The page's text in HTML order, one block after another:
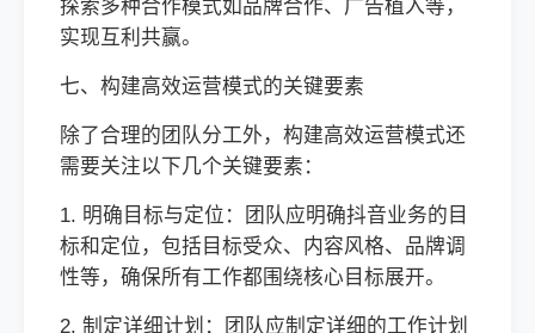
探索多种合作模式如品牌合作、广告植入等，
实现互利共赢。
七、构建高效运营模式的关键要素
除了合理的团队分工外，构建高效运营模式还
需要关注以下几个关键要素：
1. 明确目标与定位：团队应明确抖音业务的目
标和定位，包括目标受众、内容风格、品牌调
性等，确保所有工作都围绕核心目标展开。
2. 制定详细计划：团队应制定详细的工作计划